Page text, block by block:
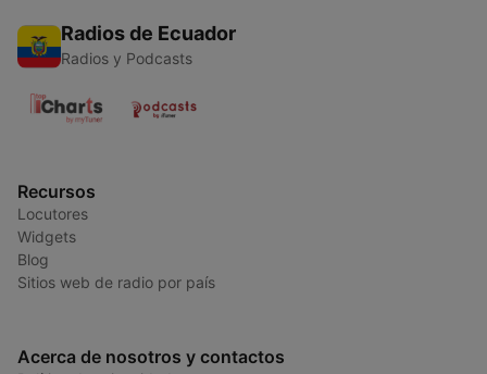
Radios de Ecuador
Radios y Podcasts
Recursos
Locutores
Widgets
Blog
Sitios web de radio por país
Acerca de nosotros y contactos